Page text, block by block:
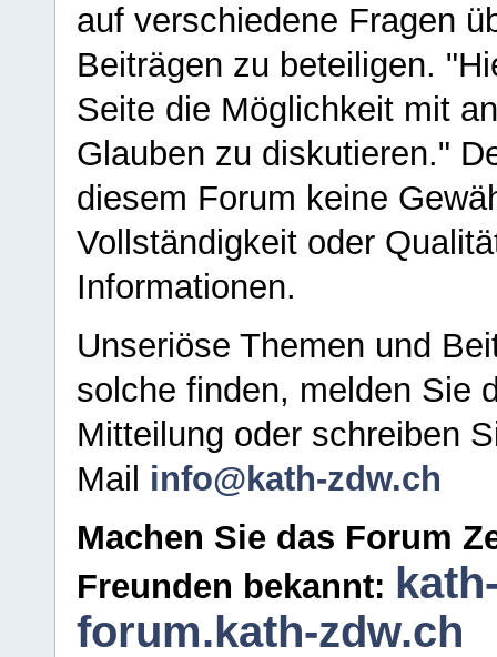
auf verschiedene Fragen
Beiträgen zu beteiligen.
Seite die Möglichkeit mit
Glauben zu diskutieren."
diesem Forum keine
Vollständigkeit oder
Informationen.
Unseriöse Themen und
solche finden, melden Sie
Mitteilung oder schreiben
Mail info@kath-zdw.ch
Machen Sie das Forum
Freunden bekannt:
forum.kath-zdw.ch